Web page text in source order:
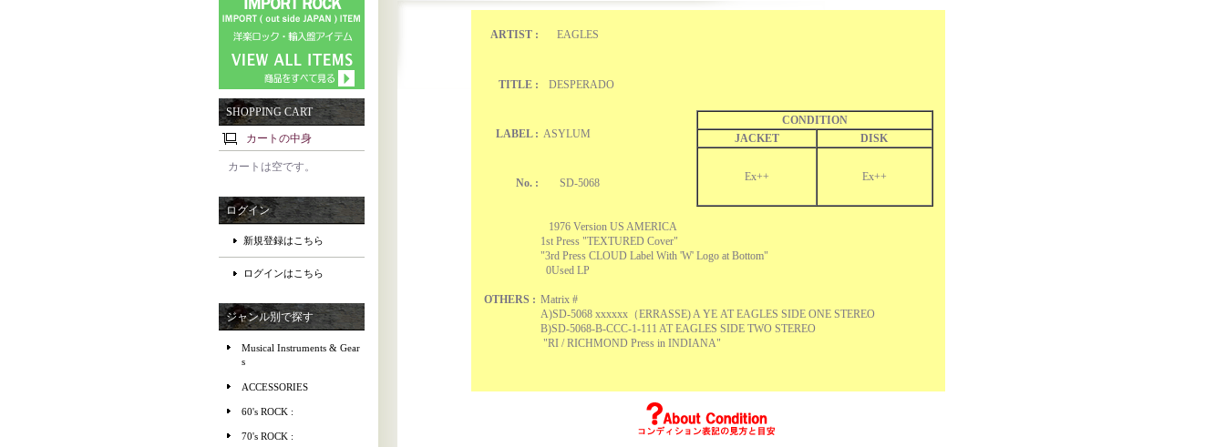
SHOPPING CART
カートの中身
カートは空です。
ログイン
新規登録はこちら
ログインはこちら
ジャンル別で探す
Musical Instruments & Gear
s
ACCESSORIES
60's ROCK :
70's ROCK :
ARTIST : EAGLES
TITLE : DESPERADO
LABEL : ASYLUM
CONDITION
JACKET
DISK
Ex++ Ex++
No. : SD-5068
OTHERS :
1976 Version US AMERICA
1st Press "TEXTURED Cover"
"3rd Press CLOUD Label With 'W' Logo at Bottom"
0Used LP
Matrix #
A)SD-5068 xxxxxx（ERRASSE) A YE AT EAGLES SIDE ONE STEREO
B)SD-5068-B-CCC-1-111 AT EAGLES SIDE TWO STEREO
"RI / RICHMOND Press in INDIANA"